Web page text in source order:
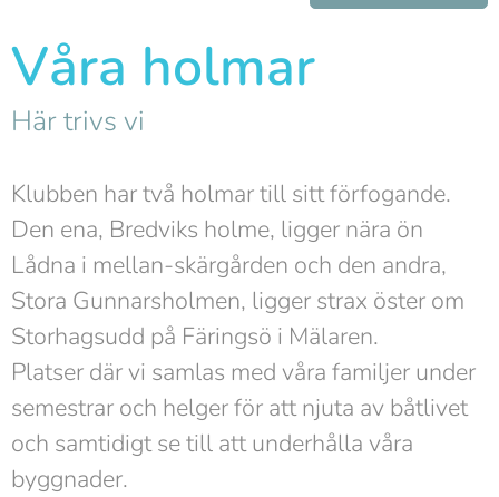
Våra holmar
Här trivs vi
Klubben har två holmar till sitt förfogande.
Den ena, Bredviks holme, ligger nära ön
Lådna i mellan-skärgården och den andra,
Stora Gunnarsholmen, ligger strax öster om
Storhagsudd på Färingsö i Mälaren.
Platser där vi samlas med våra familjer under
semestrar och helger för att njuta av båtlivet
och samtidigt se till att underhålla våra
byggnader.